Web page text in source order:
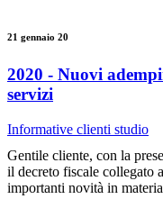
21 gennaio 20
2020 - Nuovi
servizi
Informative clienti studio
Gentile cliente, con la
il decreto fiscale collegato
importanti novità in